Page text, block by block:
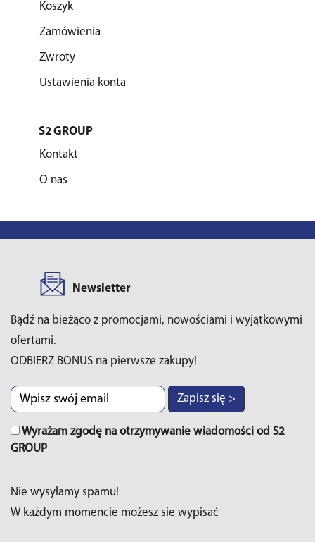
Koszyk
Zamówienia
Zwroty
Ustawienia konta
S2 GROUP
Kontakt
O nas
Newsletter
Bądź na bieżąco z promocjami, nowościami i wyjątkowymi
ofertami.
ODBIERZ BONUS na pierwsze zakupy!
Zapisz się >
Wyrażam zgodę na otrzymywanie wiadomości od S2
GROUP
Nie wysyłamy spamu!
W każdym momencie możesz sie wypisać